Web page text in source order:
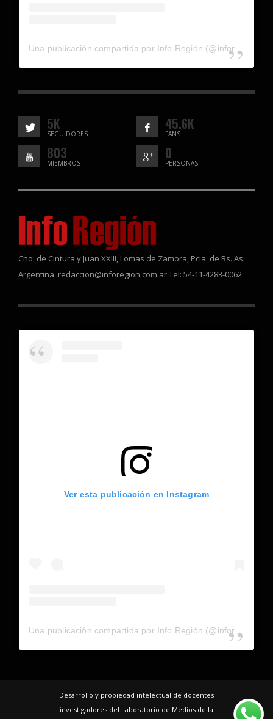
5K
SEGUIDORES
45.6K
FANS
803
MIEMBROS
0
PERSONAS
Cno. de Cintura y Juan XXIII, Lomas de Zamora, Pcia. de Bs. As.
Argentina. redaccion@inforegion.com.ar Tel: 54-11-4283-0062
Ver esta publicación en Instagram
Una publicación compartida por Info Región (@inforegion_redes)
Desarrollo y propiedad intelectual de docentes
investigadores del Laboratorio de Medios de la